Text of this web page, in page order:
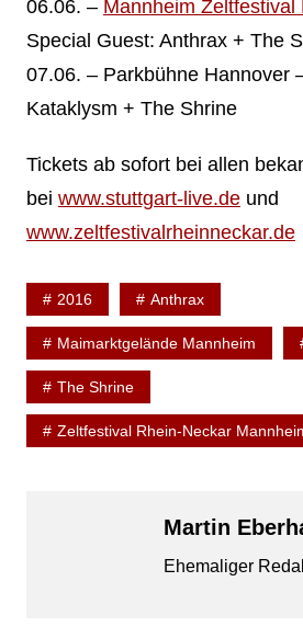
06.06. – Mannheim Zeltfestival
Special Guest: Anthrax + The
07.06. – Parkbühne Hannover
Kataklysm + The Shrine
Tickets ab sofort bei allen
bei www.stuttgart-live.deund
www.zeltfestivalrheinneckar.de
2016 Anthrax
Maimarktgelände Mannheim
The Shrine
Zeltfestival Rhein-Neckar
Martin
Ehemaliger